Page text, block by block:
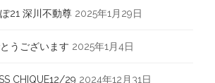
21 深川不動尊 2025年1月29日
うございます 2025年1月4日
CHIQUE12/29 2024年12月31日